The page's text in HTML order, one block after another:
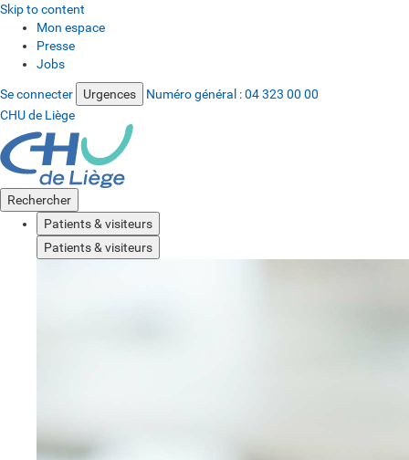
Skip to content
Mon espace
Presse
Jobs
Se connecter Urgences Numéro général :04 323 00 00
CHU de Liège
Rechercher
Patients & visiteurs
Patients & visiteurs